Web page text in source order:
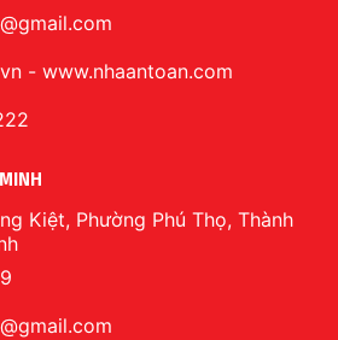
- www.nhaantoan.com
Kiệt, Phường Phú Thọ, Thành